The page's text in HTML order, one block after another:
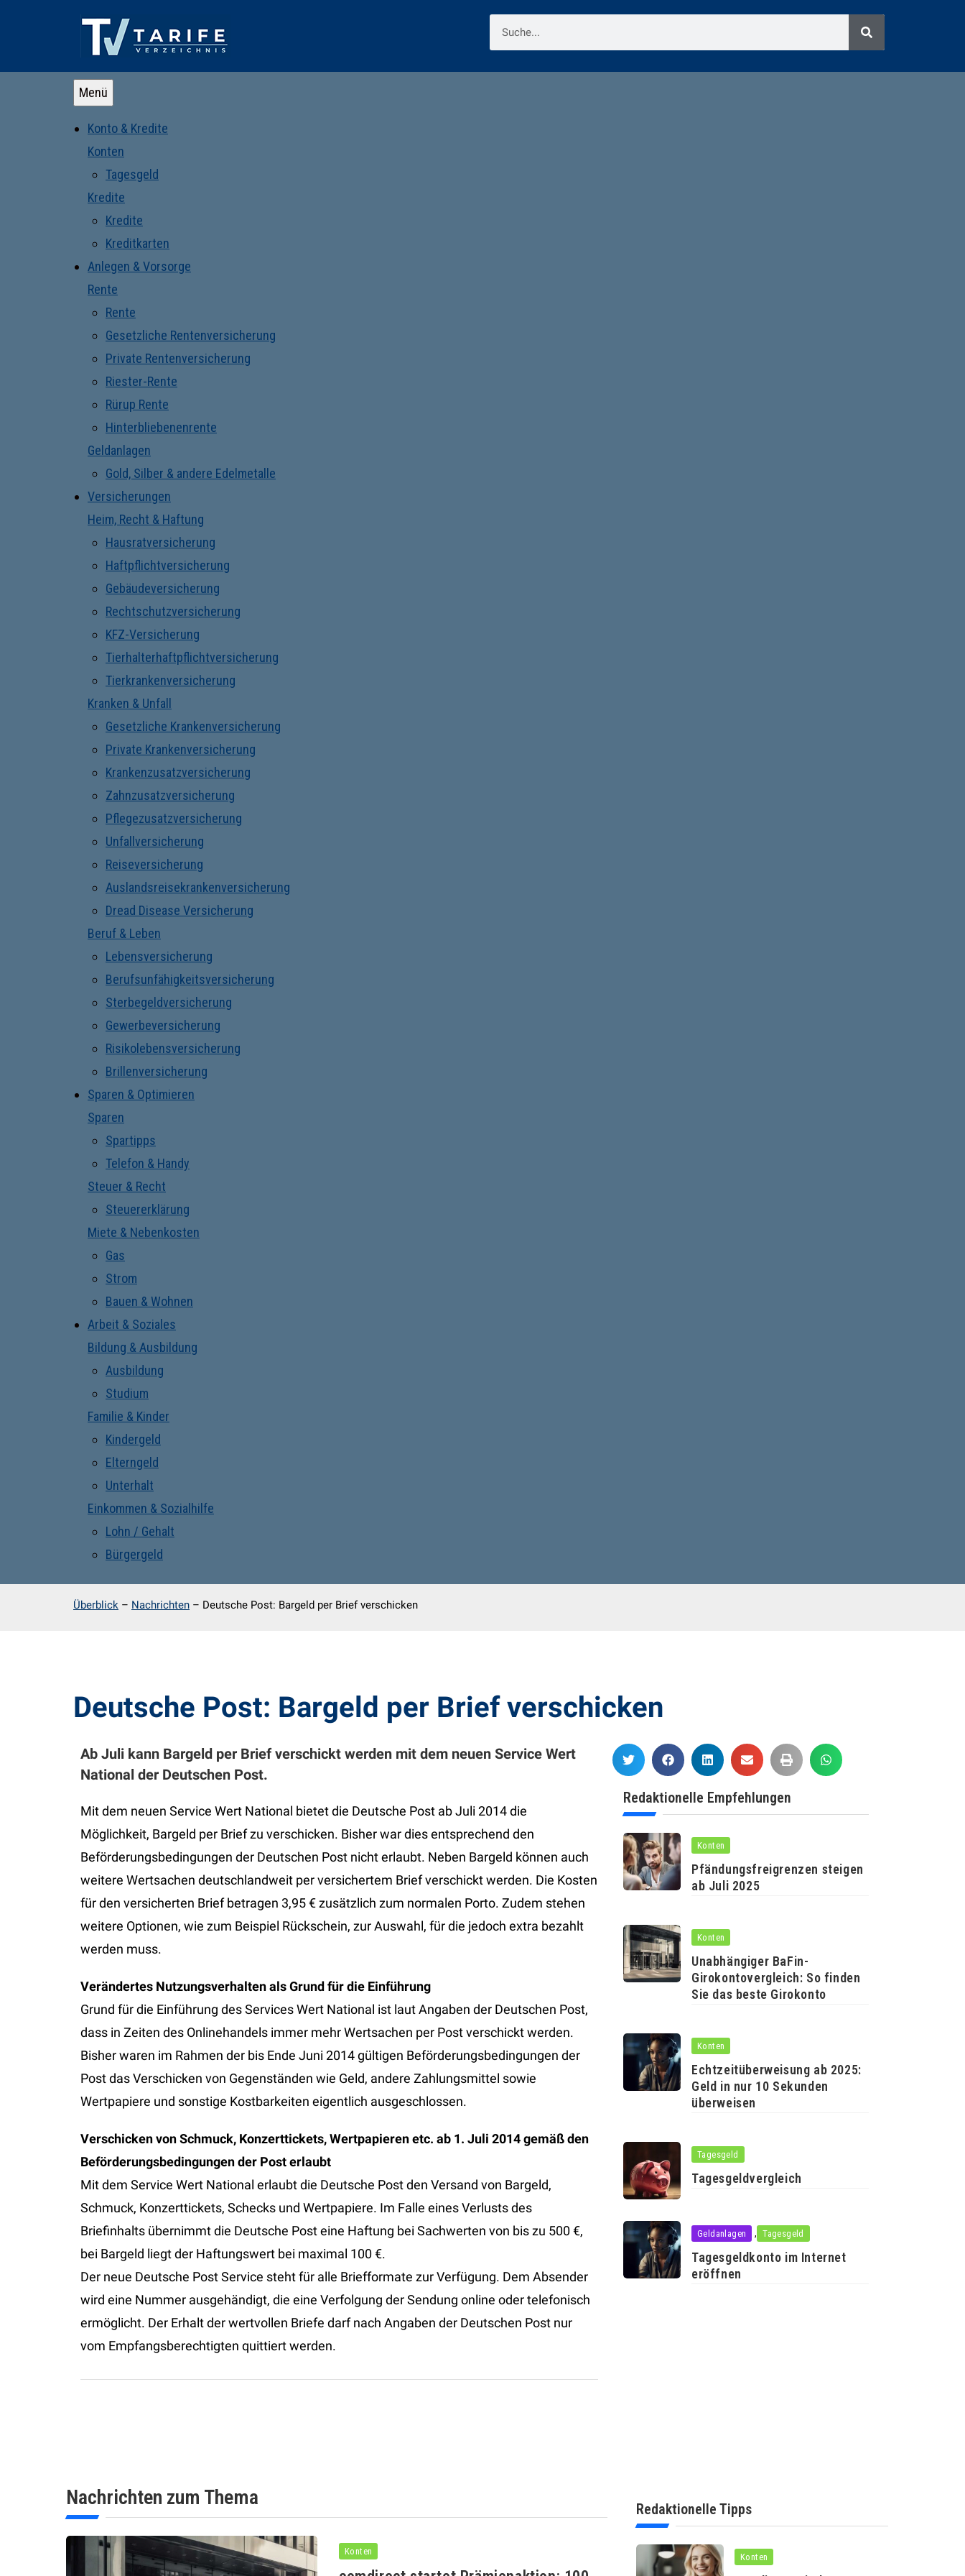
Menü
Konto & Kredite
Konten
Tagesgeld
Kredite
Kredite
Kreditkarten
Anlegen & Vorsorge
Rente
Rente
Gesetzliche Rentenversicherung
Private Rentenversicherung
Riester-Rente
Rürup Rente
Hinterbliebenenrente
Geldanlagen
Gold, Silber & andere Edelmetalle
Versicherungen
Heim, Recht & Haftung
Hausratversicherung
Haftpflichtversicherung
Gebäudeversicherung
Rechtschutzversicherung
KFZ-Versicherung
Tierhalterhaftpflichtversicherung
Tierkrankenversicherung
Kranken & Unfall
Gesetzliche Krankenversicherung
Private Krankenversicherung
Krankenzusatzversicherung
Zahnzusatzversicherung
Pflegezusatzversicherung
Unfallversicherung
Reiseversicherung
Auslandsreisekrankenversicherung
Dread Disease Versicherung
Beruf & Leben
Lebensversicherung
Berufsunfähigkeitsversicherung
Sterbegeldversicherung
Gewerbeversicherung
Risikolebensversicherung
Brillenversicherung
Sparen & Optimieren
Sparen
Spartipps
Telefon & Handy
Steuer & Recht
Steuererklärung
Miete & Nebenkosten
Gas
Strom
Bauen & Wohnen
Arbeit & Soziales
Bildung & Ausbildung
Ausbildung
Studium
Familie & Kinder
Kindergeld
Elterngeld
Unterhalt
Einkommen & Sozialhilfe
Lohn / Gehalt
Bürgergeld
Überblick – Nachrichten – Deutsche Post: Bargeld per Brief verschicken
Deutsche Post: Bargeld per Brief verschicken
Ab Juli kann Bargeld per Brief verschickt werden mit dem neuen Service Wert
National der Deutschen Post.
Mit dem neuen Service Wert National bietet die Deutsche Post ab Juli 2014 die
Möglichkeit, Bargeld per Brief zu verschicken. Bisher war dies entsprechend den
Beförderungsbedingungen der Deutschen Post nicht erlaubt. Neben Bargeld können auch
weitere Wertsachen deutschlandweit per versichertem Brief verschickt werden. Die Kosten
für den versicherten Brief betragen 3,95 € zusätzlich zum normalen Porto. Zudem stehen
weitere Optionen, wie zum Beispiel Rückschein, zur Auswahl, für die jedoch extra bezahlt
werden muss.
Verändertes Nutzungsverhalten als Grund für die Einführung
Grund für die Einführung des Services Wert National ist laut Angaben der Deutschen Post,
dass in Zeiten des Onlinehandels immer mehr Wertsachen per Post verschickt werden.
Bisher waren im Rahmen der bis Ende Juni 2014 gültigen Beförderungsbedingungen der
Post das Verschicken von Gegenständen wie Geld, andere Zahlungsmittel sowie
Wertpapiere und sonstige Kostbarkeiten eigentlich ausgeschlossen.
Verschicken von Schmuck, Konzerttickets, Wertpapieren etc. ab 1. Juli 2014 gemäß den
Beförderungsbedingungen der Post erlaubt
Mit dem Service Wert National erlaubt die Deutsche Post den Versand von Bargeld,
Schmuck, Konzerttickets, Schecks und Wertpapiere. Im Falle eines Verlusts des
Briefinhalts übernimmt die Deutsche Post eine Haftung bei Sachwerten von bis zu 500 €,
bei Bargeld liegt der Haftungswert bei maximal 100 €.
Der neue Deutsche Post Service steht für alle Briefformate zur Verfügung. Dem Absender
wird eine Nummer ausgehändigt, die eine Verfolgung der Sendung online oder telefonisch
ermöglicht. Der Erhalt der wertvollen Briefe darf nach Angaben der Deutschen Post nur
vom Empfangsberechtigten quittiert werden.
Redaktionelle Empfehlungen
Konten
Pfändungsfreigrenzen steigen
ab Juli 2025
Konten
Unabhängiger BaFin-
Girokontovergleich: So finden
Sie das beste Girokonto
Konten
Echtzeitüberweisung ab 2025:
Geld in nur 10 Sekunden
überweisen
Tagesgeld
Tagesgeldvergleich
Geldanlagen , Tagesgeld
Tagesgeldkonto im Internet
eröffnen
Nachrichten zum Thema
Konten
Redaktionelle Tipps
Konten